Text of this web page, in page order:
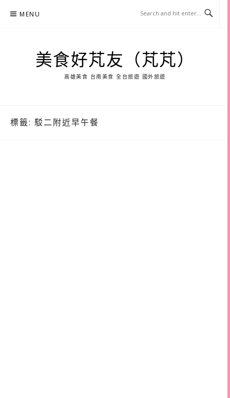
MENU
美食好芃友（芃芃）
高雄美食 台南美食 全台旅遊 國外旅遊
標籤: 駁二附近早午餐